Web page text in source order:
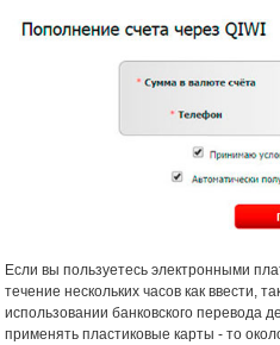
Если вы пользуетесь электронными
течение нескольких часов как ввести,
использовании банковского перевода
применять пластиковые карты - то